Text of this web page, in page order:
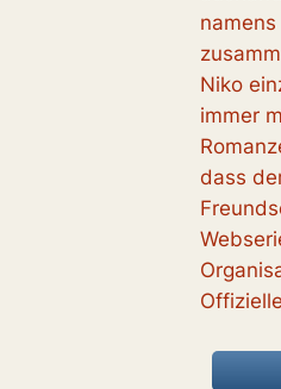
Niko
immer
dass